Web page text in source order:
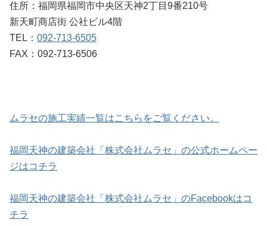
住所：福岡県福岡市中央区天神2丁目9番210号
新天町商店街 公社ビル4階
TEL： 092-713-6505
FAX：092-713-6506
ムラセの施工実績一覧はこちらをご覧ください。
福岡天神の建築会社「株式会社ムラセ」の公式ホームペー
ジはコチラ
福岡天神の建築会社「株式会社ムラセ」のFacebookはコ
チラ